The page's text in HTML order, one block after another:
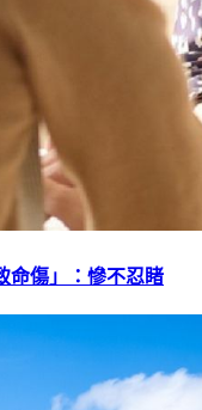
傷」：慘不忍睹